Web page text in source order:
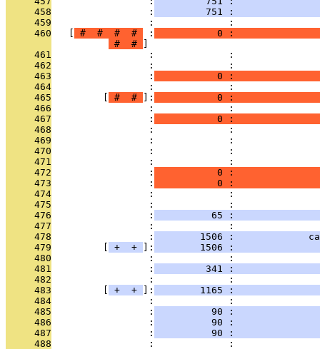
     458
                 :
751 :
     459
:             :
     460
# # # # :
0 :
#
#
     461
:             :
     462
:             :
     463
                 :
0 :
     464
:             :
     465
# # ]:
0 :
     466
:             :
     467
                 :
0 :
     468
:             :
     469
:             :
     470
:             :
     471
:             :
     472
                 :
0 :
     473
                 :
0 :
     474
:             :
     475
:             :
     476
                 :
65 :
     477
                 :             :
     478
                 :
1506 :
     479
+ + ]:
1506 :
     480
:             :
     481
                 :
341 :
     482
:             :
     483
+ + ]:
1165 :
     484
:             :
     485
                 :
90 :
     486
                 :
90 :
     487
                 :
90 :
     488
:             :